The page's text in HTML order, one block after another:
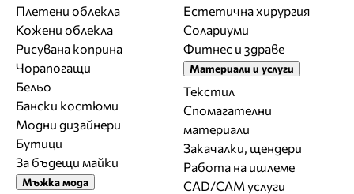
Плетени облекла
Кожени облекла
Рисувана коприна
Чорапогащи
Бельо
Бански костюми
Модни дизайнери
Бутици
За бъдещи майки
Мъжка мода
Естетична хирургия
Солариуми
Фитнес и здраве
Материали и услуги
Текстил
Спомагателни
материали
Закачалки, щендери
Работа на ишлеме
CAD/CAM услуги